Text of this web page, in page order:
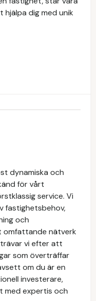
hjälpa dig med unik
dynamiska och
för vårt
service. Vi
fastighetsbehov,
och
omfattande nätverk
vi efter att
som överträffar
om du är en
investerare,
med expertis och